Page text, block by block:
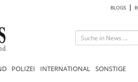
BLOGS
POLIZEI INTERNATIONAL SONSTIGE